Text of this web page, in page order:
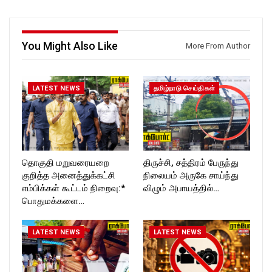
ckforttimes/
Follow us on:
You Might Also Like More From Author
LATEST NEWS
தொகுதி மறுவரையறை
குறித்த அனைத்துக்கட்சி
எம்பிக்கள் கூட்டம் நிறைவு:*
பொதுமக்களை…
தமிழ்நாடு செய்திகள்
திருச்சி, சத்திரம் பேருந்து
நிலையம் அருகே சாய்ந்து
விழும் அபாயத்தில்…
LATEST NEWS LATEST NEWS